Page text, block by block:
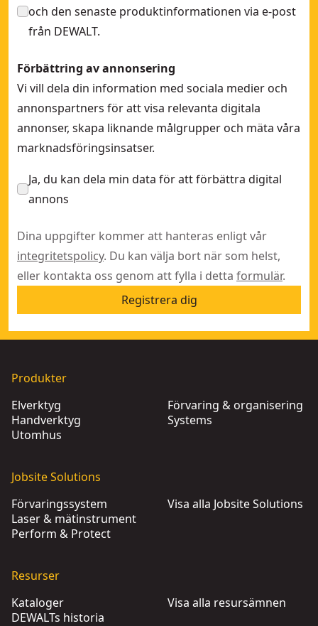
och den senaste produktinformationen via e-post
från DEWALT.
Förbättring av annonsering
Vi vill dela din information med sociala medier och
annonspartners för att visa relevanta digitala
annonser, skapa liknande målgrupper och mäta våra
marknadsföringsinsatser.
Ja, du kan dela min data för att förbättra digital
annons
Dina uppgifter kommer att hanteras enligt vår
integritetspolicy. Du kan välja bort när som helst,
eller kontakta oss genom att fylla i detta formulär.
Registrera dig
Produkter
Elverktyg
Handverktyg
Utomhus
Förvaring & organisering
Systems
Jobsite Solutions
Förvaringssystem
Laser & mätinstrument
Perform & Protect
Visa alla Jobsite Solutions
Resurser
Kataloger
DEWALTs historia
Visa alla resursämnen